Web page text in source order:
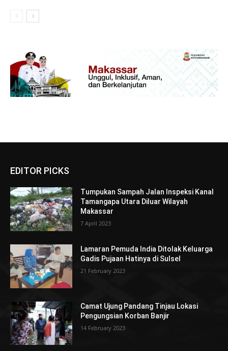
EDITOR PICKS
Tumpukan Sampah Jalan Inspeksi Kanal
Tamangapa Utara Diluar Wilayah
Makassar
7 April 2023
Lamaran Pemuda India Ditolak Keluarga
Gadis Pujaan Hatinya di Sulsel
21 February 2023
Camat Ujung Pandang Tinjau Lokasi
Pengungsian Korban Banjir
14 February 2023